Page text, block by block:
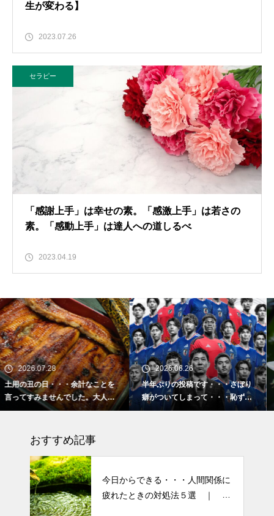
生が変わる】
2023.07.26
セラピー
「感謝上手」は幸せの素。「感激上手」は若さの
素。「感動上手」は達人への道しるべ
2023.04.19
とを
人気
2026.06.26
半年ぶりの投稿です・・・さぼり
癖がついてしまって・・・恥ずか
しぃ～ (〃ﾉωﾉ)
2026.02.16
2026 今年初めての投稿
「食生活習慣の改善」が今
ーマです。
おすすめ記事
今日からできる・・・人間関係に
疲れたときの対処法５選 ｜ 心